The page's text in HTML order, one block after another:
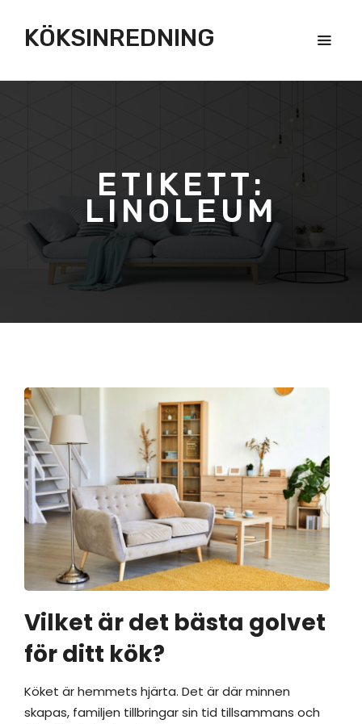
KÖKSINREDNING
ETIKETT:
LINOLEUM
Vilket är det bästa golvet
för ditt kök?
Köket är hemmets hjärta. Det är där minnen
skapas, familjen tillbringar sin tid tillsammans och